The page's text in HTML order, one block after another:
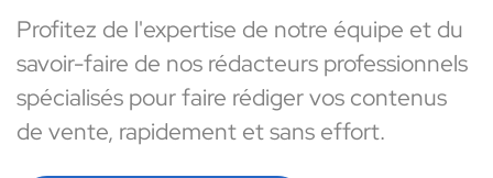
Profitez de l'expertise de notre équipe et du
savoir-faire de nos rédacteurs professionnels
spécialisés pour faire rédiger vos contenus
de vente, rapidement et sans effort.